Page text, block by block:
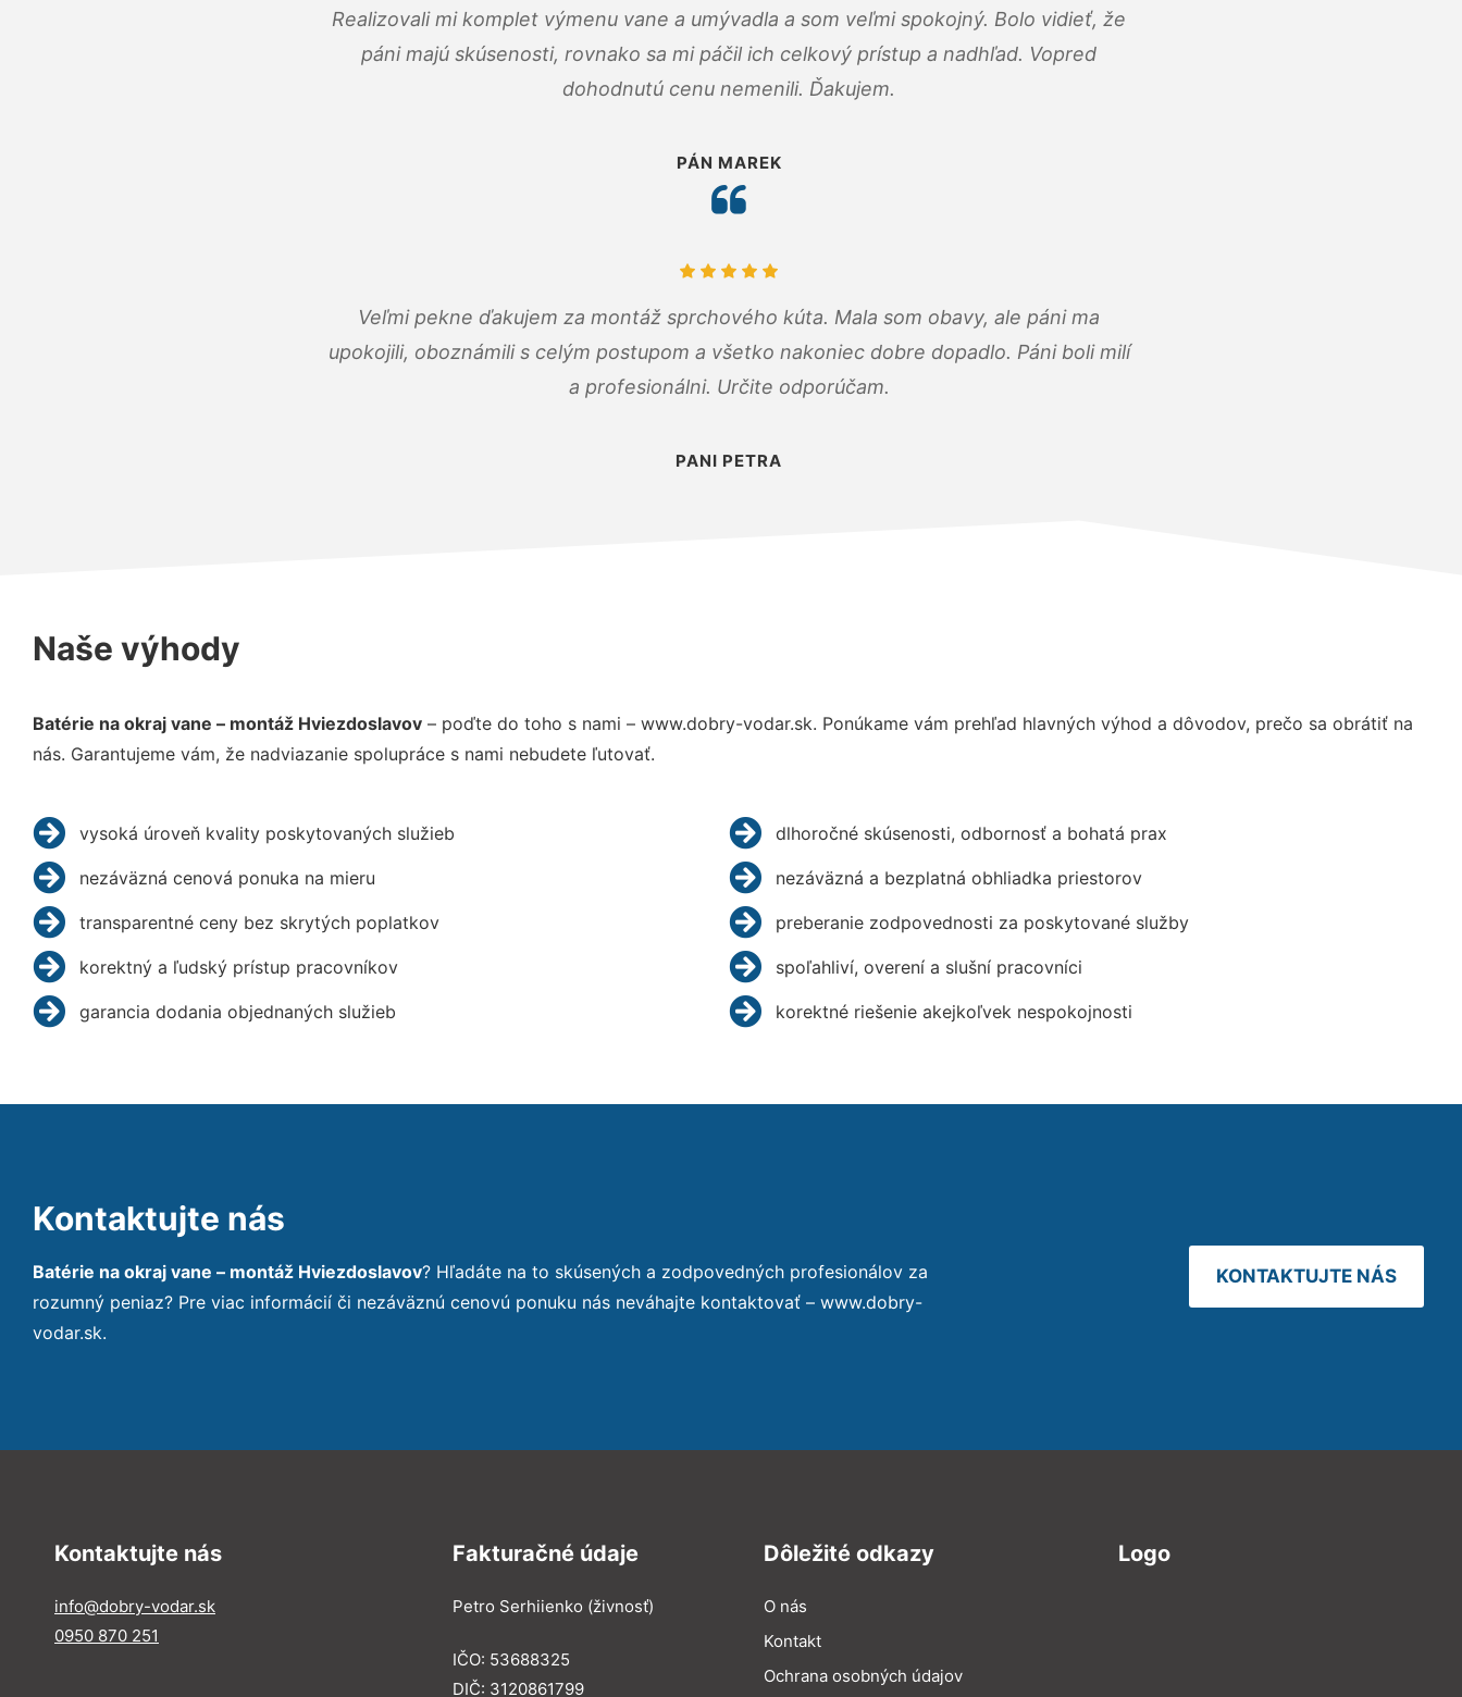
Realizovali mi komplet výmenu vane a umývadla a som veľmi spokojný. Bolo vidieť, že
páni majú skúsenosti, rovnako sa mi páčil ich celkový prístup a nadhľad. Vopred
dohodnutú cenu nemenili. Ďakujem.
PÁN MAREK
Veľmi pekne ďakujem za montáž sprchového kúta. Mala som obavy, ale páni ma
upokojili, oboznámili s celým postupom a všetko nakoniec dobre dopadlo. Páni boli milí
a profesionálni. Určite odporúčam.
PANI PETRA
Naše výhody
Batérie na okraj vane – montáž Hviezdoslavov – poďte do toho s nami – www.dobry-vodar.sk. Ponúkame vám prehľad hlavných výhod a dôvodov, prečo sa obrátiť na
nás. Garantujeme vám, že nadviazanie spolupráce s nami nebudete ľutovať.
vysoká úroveň kvality poskytovaných služieb
nezáväzná cenová ponuka na mieru
transparentné ceny bez skrytých poplatkov
korektný a ľudský prístup pracovníkov
garancia dodania objednaných služieb
dlhoročné skúsenosti, odbornosť a bohatá prax
nezáväzná a bezplatná obhliadka priestorov
preberanie zodpovednosti za poskytované služby
spoľahliví, overení a slušní pracovníci
korektné riešenie akejkoľvek nespokojnosti
Kontaktujte nás
Batérie na okraj vane – montáž Hviezdoslavov? Hľadáte na to skúsených a zodpovedných profesionálov za
rozumný peniaz? Pre viac informácií či nezáväznú cenovú ponuku nás neváhajte kontaktovať – www.dobry-
vodar.sk.
KONTAKTUJTE NÁS
Kontaktujte nás
info@dobry-vodar.sk
0950 870 251
Fakturačné údaje
Petro Serhiienko (živnosť)
IČO: 53688325
DIČ: 3120861799
Dôležité odkazy
O nás
Kontakt
Ochrana osobných údajov
Logo